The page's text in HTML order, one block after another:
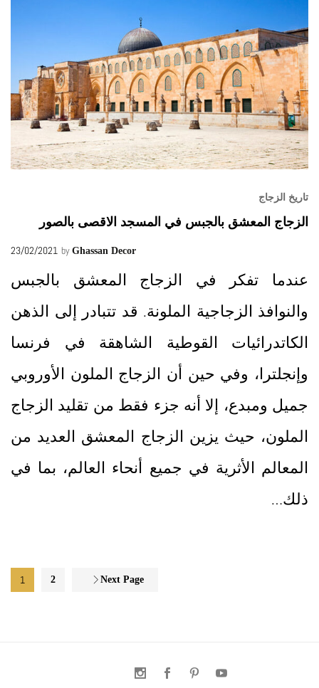
تاريخ الزجاج
الزجاج المعشق بالجبس في المسجد الاقصى بالصور
23/02/2021 by Ghassan Decor
عندما تفكر في الزجاج المعشق بالجبس
والنوافذ الزجاجية الملونة. قد تتبادر إلى الذهن
الكاتدرائيات القوطية الشاهقة في فرنسا
وإنجلترا، وفي حين أن الزجاج الملون الأوروبي
جميل ومبدع، إلا أنه جزء فقط من تقليد الزجاج
الملون، حيث يزين الزجاج المعشق العديد من
المعالم الأثرية في جميع أنحاء العالم، بما في
ذلك…
1 2 Next Page